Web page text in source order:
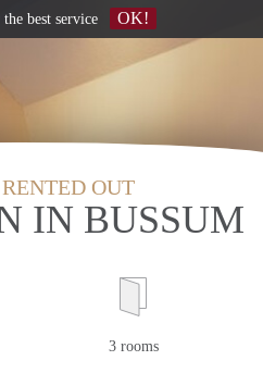
OUT
IN BUSSUM
3 rooms
best service OK!